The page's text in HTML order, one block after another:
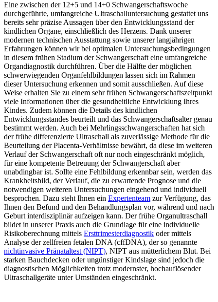
Eine zwischen der 12+5 und 14+0 Schwangerschaftswoche
durchgeführte, umfangreiche Ultraschalluntersuchung gestattet uns
bereits sehr präzise Aussagen über den Entwicklungsstand der
kindlichen Organe, einschließlich des Herzens. Dank unserer
modernen technischen Ausstattung sowie unserer langjährigen
Erfahrungen können wir bei optimalen Untersuchungsbedingungen
in diesem frühen Stadium der Schwangerschaft eine umfangreiche
Organdiagnostik durchführen. Über die Hälfte der möglichen
schwerwiegenden Organfehlbildungen lassen sich im Rahmen
dieser Untersuchung erkennen und somit ausschließen. Auf diese
Weise erhalten Sie zu einem sehr frühen Schwangerschaftszeitpunkt
viele Informationen über die gesundheitliche Entwicklung Ihres
Kindes. Zudem können die Details des kindlichen
Entwicklungsstandes beurteilt und das Schwangerschaftsalter genau
bestimmt werden. Auch bei Mehrlingsschwangerschaften hat sich
der frühe differenzierte Ultraschall als zuverlässige Methode für die
Beurteilung der Placenta-Verhältnisse bewährt, da diese im weiteren
Verlauf der Schwangerschaft oft nur noch eingeschränkt möglich,
für eine kompetente Betreuung der Schwangerschaft aber
unabdingbar ist. Sollte eine Fehlbildung erkennbar sein, werden das
Krankheitsbild, der Verlauf, die zu erwartende Prognose und die
notwendigen weiteren Untersuchungen eingehend und individuell
besprochen. Dazu steht Ihnen ein Expertenteam zur Verfügung, das
Ihnen den Befund und den Behandlungsplan vor, während und nach
Geburt interdisziplinär aufzeigen kann. Der frühe Organultraschall
bildet in unserer Praxis auch die Grundlage für eine individuelle
Risikoberechnung mittels Ersttrimesterdiagnostik oder mittels
Analyse der zellfreien fetalen DNA (cffDNA), der so genannte
nichtinvasive Pränataltest (NIPT), NIPT aus mütterlichem Blut. Bei
starken Bauchdecken oder ungünstiger Kindslage sind jedoch die
diagnostischen Möglichkeiten trotz modernster, hochauflösender
Ultraschallgeräte unter Umständen eingeschränkt.